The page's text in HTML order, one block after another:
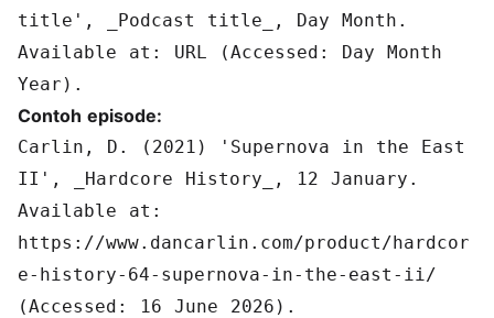
title', _Podcast title_, Day Month.
Available at: URL (Accessed: Day Month
Year).
Contoh episode:
Carlin, D. (2021) 'Supernova in the East
II', _Hardcore History_, 12 January.
Available at:
https://www.dancarlin.com/product/hardcor
e-history-64-supernova-in-the-east-ii/
(Accessed: 16 June 2026).